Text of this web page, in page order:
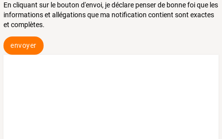
En cliquant sur le bouton d'envoi, je déclare penser de bonne foi que les
informations et allégations que ma notification contient sont exactes
et complètes.
envoyer